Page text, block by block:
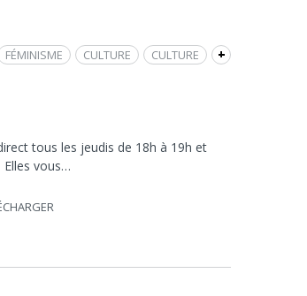
+
CULTURE
CULTURE
FÉMINISME
tous les jeudis de 18h à 19h et
Elles vous…